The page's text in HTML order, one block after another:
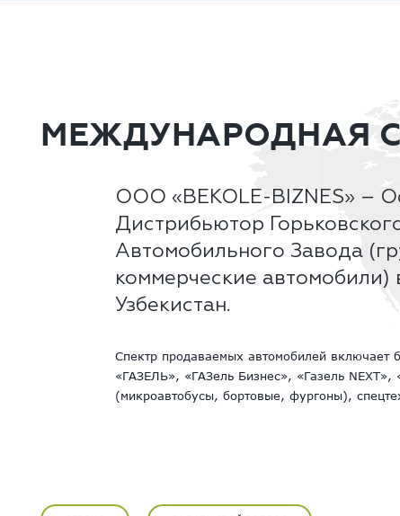
МЕЖДУНАРОДНАЯ
ООО «BEKOLE-BIZNES» –
Дистрибьютор
Автомобильного Завода
коммерческие автомобили)
Узбекистан.
Спектр продаваемых автомобилей включает
«ГАЗЕЛЬ», «ГАЗель Бизнес», «Газель NEXT»,
(микроавтобусы, бортовые, фургоны),